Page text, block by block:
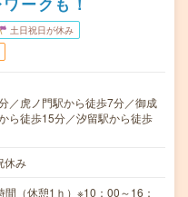
土日祝日が休み
／虎ノ門駅から徒歩7分／御成
ら徒歩15分／汐留駅から徒歩
休み
（休憩1ｈ）※10：00～16：